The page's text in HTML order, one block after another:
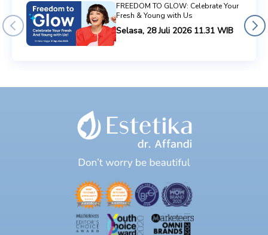
FREEDOM TO GLOW: Celebrate Your
Fresh & Young with Us
Selasa, 28 Juli 2026 11.31 WIB